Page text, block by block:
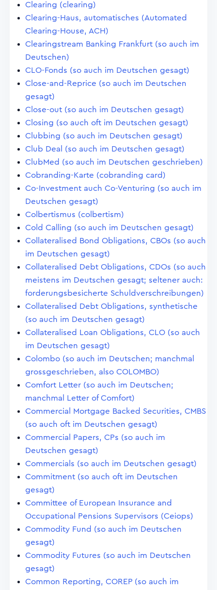
Clearing (clearing)
Clearing-Haus, automatisches (Automated
Clearing-House, ACH)
Clearingstream Banking Frankfurt (so auch im
Deutschen)
CLO-Fonds (so auch im Deutschen gesagt)
Close-and-Reprice (so auch im Deutschen
gesagt)
Close-out (so auch im Deutschen gesagt)
Closing (so auch oft im Deutschen gesagt)
Clubbing (so auch im Deutschen gesagt)
Club Deal (so auch im Deutschen gesagt)
ClubMed (so auch im Deutschen geschrieben)
Cobranding-Karte (cobranding card)
Co-Investment auch Co-Venturing (so auch im
Deutschen gesagt)
Colbertismus (colbertism)
Cold Calling (so auch im Deutschen gesagt)
Collateralised Bond Obligations, CBOs (so auch
im Deutschen gesagt)
Collateralised Debt Obligations, CDOs (so auch
meistens im Deutschen gesagt; seltener auch:
forderungsbesicherte Schuldverschreibungen)
Collateralised Debt Obligations, synthetische
(so auch im Deutschen gesagt)
Collateralised Loan Obligations, CLO (so auch
im Deutschen gesagt)
Colombo (so auch im Deutschen; manchmal
grossgeschrieben, also COLOMBO)
Comfort Letter (so auch im Deutschen;
manchmal Letter of Comfort)
Commercial Mortgage Backed Securities, CMBS
(so auch oft im Deutschen gesagt)
Commercial Papers, CPs (so auch im
Deutschen gesagt)
Commercials (so auch im Deutschen gesagt)
Commitment (so auch oft im Deutschen
gesagt)
Committee of European Insurance and
Occupational Pensions Supervisors (Ceiops)
Commodity Fund (so auch im Deutschen
gesagt)
Commodity Futures (so auch im Deutschen
gesagt)
Common Reporting, COREP (so auch im